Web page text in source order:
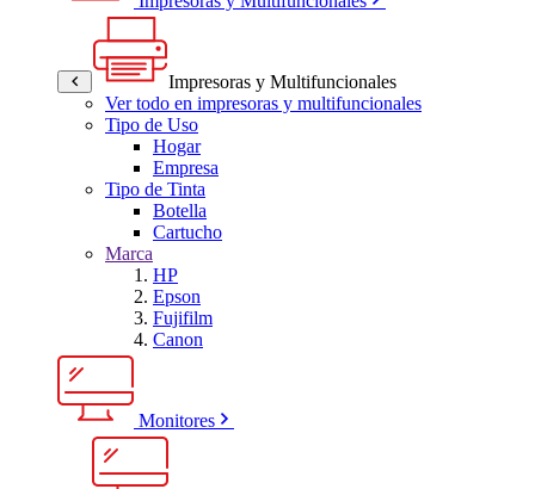
Impresoras y Multifuncionales
Ver todo en impresoras y multifuncionales
Tipo de Uso
Hogar
Empresa
Tipo de Tinta
Botella
Cartucho
Marca
HP
Epson
Fujifilm
Canon
Monitores